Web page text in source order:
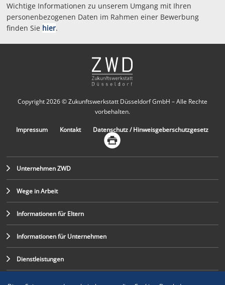
Wichtige Informationen zu unserem Umgang mit Ihren
personenbezogenen Daten im Rahmen einer Bewerbung
finden Sie hier.
Copyright 2026 © Zukunftswerkstatt Düsseldorf GmbH – Alle Rechte
vorbehalten.
Impressum Kontakt Datenschutz / Hinweisgeberschutzgesetz
Unternehmen ZWD
Wege in Arbeit
Informationen für Eltern
Informationen für Unternehmen
Dienstleistungen